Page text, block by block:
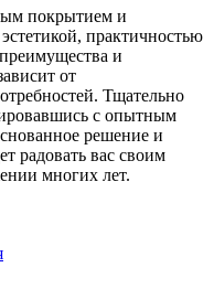
покрытием и
практичностью
и
от
Тщательно
с опытным
решение и
радовать вас своим
многих лет.